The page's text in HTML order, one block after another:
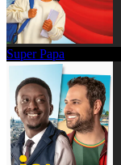
Super Papa